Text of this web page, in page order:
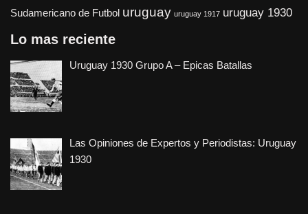
Sudamericano de Futbol uruguay uruguay 1917 uruguay 1930
Lo mas reciente
Uruguay 1930 Grupo A – Epicas Batallas
Las Opiniones de Expertos y Periodistas: Uruguay
1930